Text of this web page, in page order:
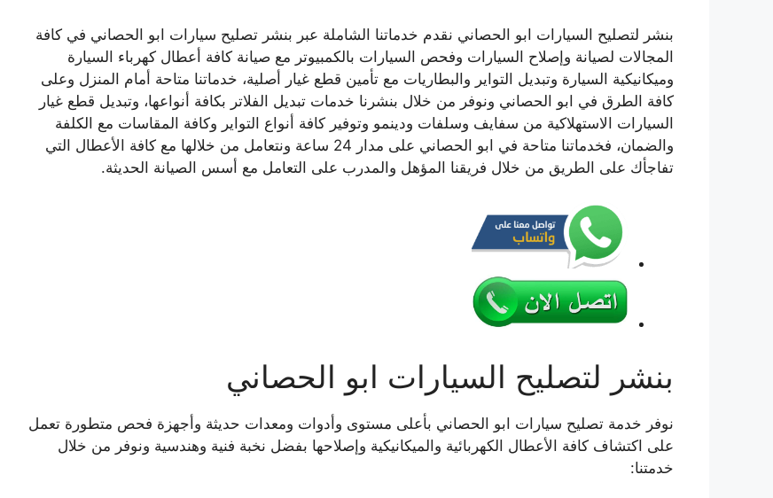
بنشر لتصليح السيارات ابو الحصاني نقدم خدماتنا الشاملة عبر بنشر تصليح سيارات ابو الحصاني في كافة
المجالات لصيانة وإصلاح السيارات وفحص السيارات بالكمبيوتر مع صيانة كافة أعطال كهرباء السيارة
وميكانيكية السيارة وتبديل التواير والبطاريات مع تأمين قطع غيار أصلية، خدماتنا متاحة أمام المنزل وعلى
كافة الطرق في ابو الحصاني ونوفر من خلال بنشرنا خدمات تبديل الفلاتر بكافة أنواعها، وتبديل قطع غيار
السيارات الاستهلاكية من سفايف وسلفات ودينمو وتوفير كافة أنواع التواير وكافة المقاسات مع الكلفة
والضمان، فخدماتنا متاحة في ابو الحصاني على مدار 24 ساعة ونتعامل من خلالها مع كافة الأعطال التي
تفاجأك على الطريق من خلال فريقنا المؤهل والمدرب على التعامل مع أسس الصيانة الحديثة.
بنشر لتصليح السيارات ابو الحصاني
نوفر خدمة تصليح سيارات ابو الحصاني بأعلى مستوى وأدوات ومعدات حديثة وأجهزة فحص متطورة تعمل
على اكتشاف كافة الأعطال الكهربائية والميكانيكية وإصلاحها بفضل نخبة فنية وهندسية ونوفر من خلال
خدمتنا: